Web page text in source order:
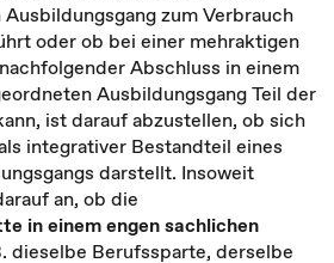
zum Verbrauch
oder ob bei einer mehraktigen
Abschluss in einem
Ausbildungsgang Teil der
ist darauf abzustellen, ob sich
integrativer Bestandteil eines
darstellt. Insoweit
an, ob die
in einem engen sachlichen
dieselbe Berufssparte, derselbe